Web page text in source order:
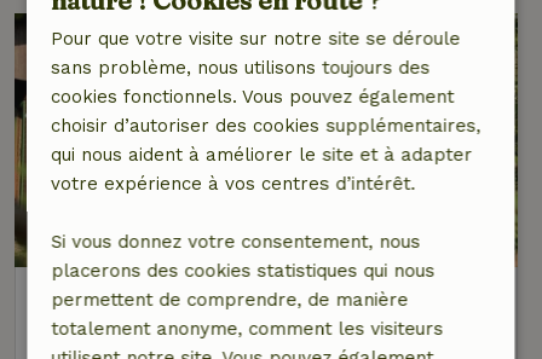
Maison nature à Balen
À 8 km distance de Lommel
Pour que votre visite sur notre site se déroule
sans problème, nous utilisons toujours des
cookies fonctionnels. Vous pouvez également
choisir d’autoriser des cookies supplémentaires,
qui nous aident à améliorer le site et à adapter
votre expérience à vos centres d’intérêt.
Si vous donnez votre consentement, nous
placerons des cookies statistiques qui nous
permettent de comprendre, de manière
totalement anonyme, comment les visiteurs